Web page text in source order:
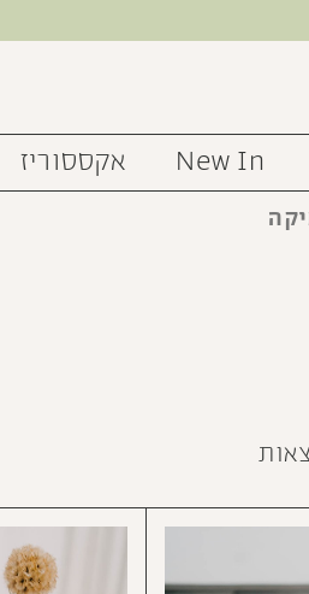
New In אקססוריז